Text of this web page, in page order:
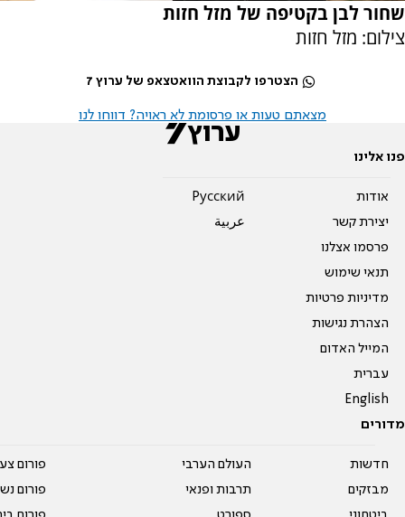
שחור לבן בקטיפה של מזל חזות
צילום: מזל חזות
הצטרפו לקבוצת הוואטצאפ של ערוץ 7
מצאתם טעות או פרסומת לא ראויה? דווחו לנו
פנו אלינו
אודות
יצירת קשר
פרסמו אצלנו
תנאי שימוש
מדיניות פרטיות
הצהרת נגישות
המייל האדום
עברית
English
Pусский
عربية
מדורים
חדשות
מבזקים
העולם הערבי
תרבות ופנאי
פורום
פורום